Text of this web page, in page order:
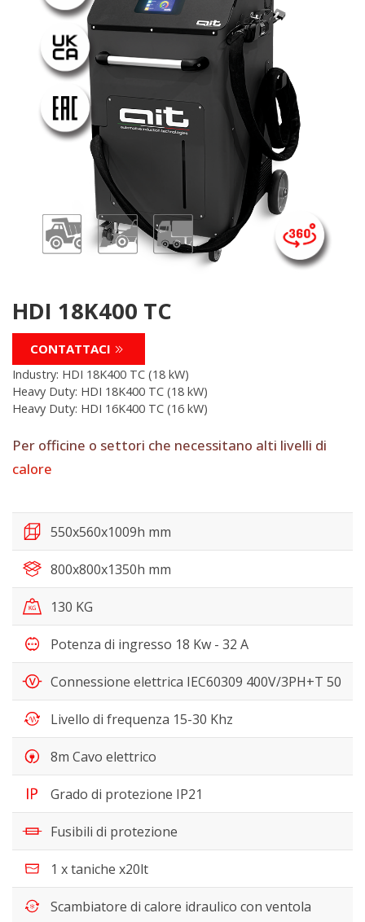
HDI 18K400 TC
CONTATTACI
Industry: HDI 18K400 TC (18 kW)
Heavy Duty: HDI 18K400 TC (18 kW)
Heavy Duty: HDI 16K400 TC (16 kW)
Per officine o settori che necessitano alti livelli di
calore
550x560x1009h mm
800x800x1350h mm
130 KG
Potenza di ingresso 18 Kw - 32 A
Connessione elettrica IEC60309 400V/3PH+T 50
Livello di frequenza 15-30 Khz
8m Cavo elettrico
Grado di protezione IP21
Fusibili di protezione
1 x taniche x20lt
Scambiatore di calore idraulico con ventola